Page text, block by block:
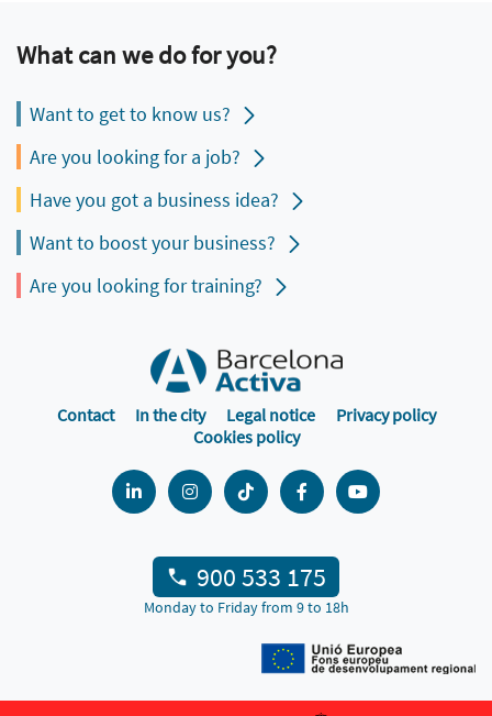
What can we do for you?
Want to get to know us?
Are you looking for a job?
Have you got a business idea?
Want to boost your business?
Are you looking for training?
Contact In the city Legal notice
Privacy policy
Cookies policy
900 533 175
Monday to Friday from 9 to 18h